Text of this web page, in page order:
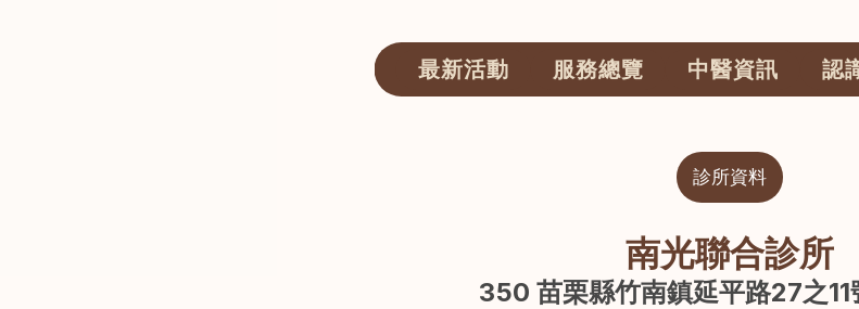
最新活動 服務總覽 中醫資訊 認
診所資料
南光聯合診所
350 苗栗縣竹南鎮延平路27之11